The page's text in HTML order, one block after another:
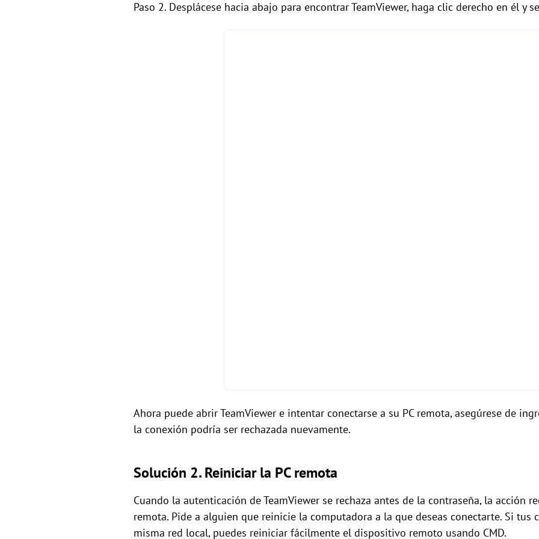
Paso 2. Desplácese hacia abajo para encontrar TeamViewer, haga clic derecho en él y
Ahora puede abrir TeamViewer e intentar conectarse a su PC remota, asegúrese de
la conexión podría ser rechazada nuevamente.
Solución 2. Reiniciar la PC remota
Cuando la autenticación de TeamViewer se rechaza antes de la contraseña, la acción
remota. Pide a alguien que reinicie la computadora a la que deseas conectarte. Si tus
misma red local, puedes reiniciar fácilmente el dispositivo remoto usando CMD.